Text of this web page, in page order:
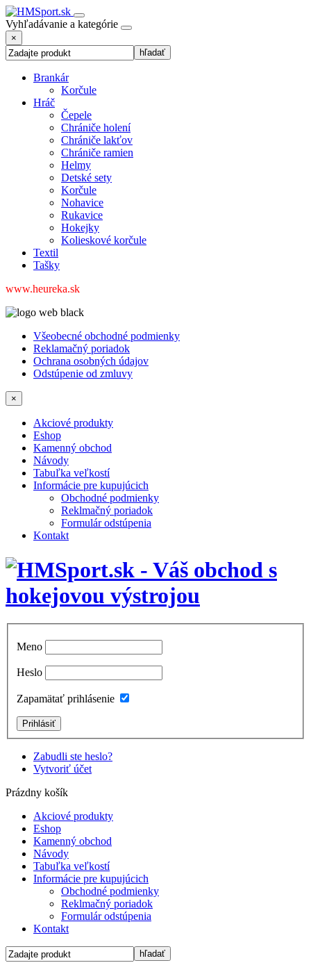
Vyhľadávanie a kategórie
×
Brankár
Korčule
Hráč
Čepele
Chrániče holení
Chrániče lakťov
Chrániče ramien
Helmy
Detské sety
Korčule
Nohavice
Rukavice
Hokejky
Kolieskové korčule
Textil
Tašky
www.heureka.sk
Všeobecné obchodné podmienky
Reklamačný poriadok
Ochrana osobných údajov
Odstúpenie od zmluvy
×
Akciové produkty
Eshop
Kamenný obchod
Návody
Tabuľka veľkostí
Informácie pre kupujúcich
Obchodné podmienky
Reklmačný poriadok
Formulár odstúpenia
Kontakt
Meno
Heslo
Zapamätať prihlásenie
Zabudli ste heslo?
Vytvoriť účet
Prázdny košík
Akciové produkty
Eshop
Kamenný obchod
Návody
Tabuľka veľkostí
Informácie pre kupujúcich
Obchodné podmienky
Reklmačný poriadok
Formulár odstúpenia
Kontakt